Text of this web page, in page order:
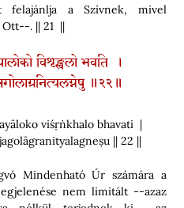
a Szívnek, mivel
. || 21 ||
विशृङ्खलो भवति ।
॥२२॥
viśṛṅkhalo bhavati |
|| 22 ||
Mindenható Úr számára a
nem limitált --azaz